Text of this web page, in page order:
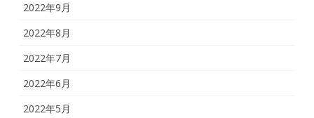
2022年9月
2022年8月
2022年7月
2022年6月
2022年5月